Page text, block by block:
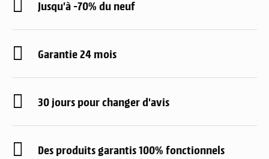
Jusqu'à -70% du neuf
Garantie 24 mois
30 jours pour changer d'avis
Des produits garantis 100% fonctionnels